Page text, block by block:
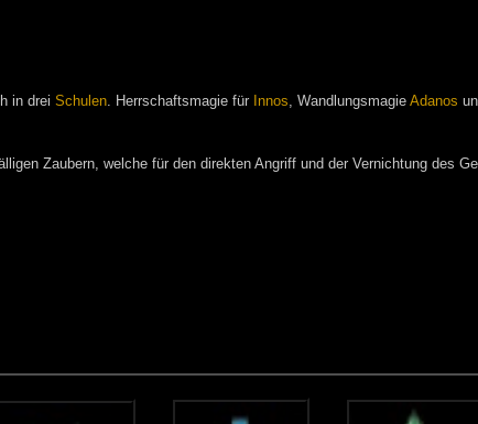
in drei Schulen. Herrschaftsmagie für Innos, Wandlungsmagie Adanos
Zaubern, welche für den direkten Angriff und der Vernichtung des